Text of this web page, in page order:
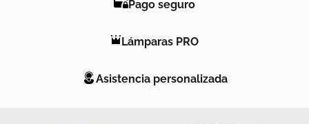
Pago seguro
Lámparas PRO
Asistencia personalizada